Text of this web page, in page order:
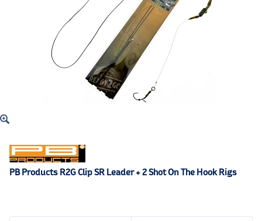
PB Products R2G Clip SR Leader + 2 Shot On The Hook Rigs